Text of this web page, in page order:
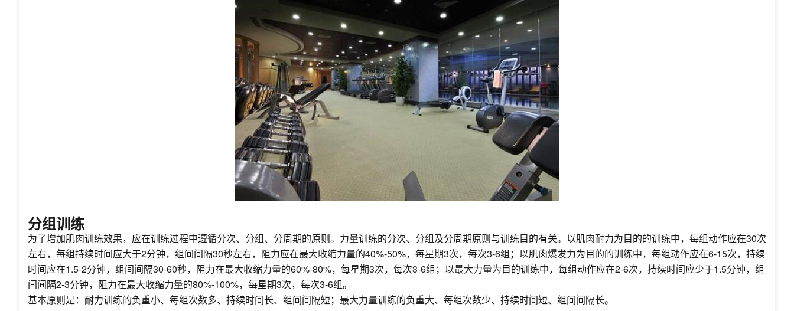
分组训练
为了增加肌肉训练效果，应在训练过程中遵循分次、分组、分周期的原则。力量训练的分次、分组及分周期原则与训练目的有关。以肌肉耐力为目的的训练中，每组动作应在30次
左右，每组持续时间应大于2分钟，组间间隔30秒左右，阻力应在最大收缩力量的40%-50%，每星期3次，每次3-6组；以肌肉爆发力为目的的训练中，每组动作应在6-15次，持续
时间应在1.5-2分钟，组间间隔30-60秒，阻力在最大收缩力量的60%-80%，每星期3次，每次3-6组；以最大力量为目的训练中，每组动作应在2-6次，持续时间应少于1.5分钟，组
间间隔2-3分钟，阻力在最大收缩力量的80%-100%，每星期3次，每次3-6组。
基本原则是：耐力训练的负重小、每组次数多、持续时间长、组间间隔短；最大力量训练的负重大、每组次数少、持续时间短、组间间隔长。